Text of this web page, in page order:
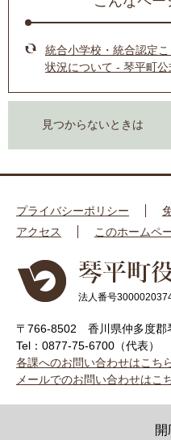
統合小学校・統合認定
状況について - 琴平町
見つからないときは
プライバシーポリシー
アクセス
このホームペ
法人番号
〒766-8502 香川県仲多度郡
Tel：0877-75-6700（代表）
各課へのお問い合わせはこち
メールでのお問い合わせはこ
開